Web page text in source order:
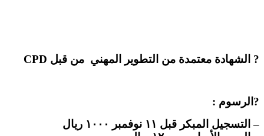
? الشهادة معتمدة من التطوير المهني من قبل CPD
?الرسوم :
– التسجيل المبكر قبل ١١ نوفمبر ١٠٠٠ ريال